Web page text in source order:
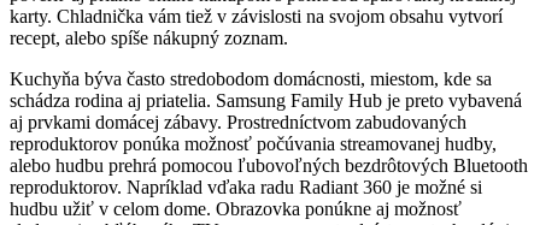
karty. Chladnička vám tiež v závislosti na svojom obsahu vytvorí
recept, alebo spíše nákupný zoznam.
Kuchyňa býva často stredobodom domácnosti, miestom, kde sa
schádza rodina aj priatelia. Samsung Family Hub je preto vybavená
aj prvkami domácej zábavy. Prostredníctvom zabudovaných
reproduktorov ponúka možnosť počúvania streamovanej hudby,
alebo hudbu prehrá pomocou ľubovoľných bezdrôtových Bluetooth
reproduktorov. Napríklad vďaka radu Radiant 360 je možné si
hudbu užiť v celom dome. Obrazovka ponúkne aj možnosť